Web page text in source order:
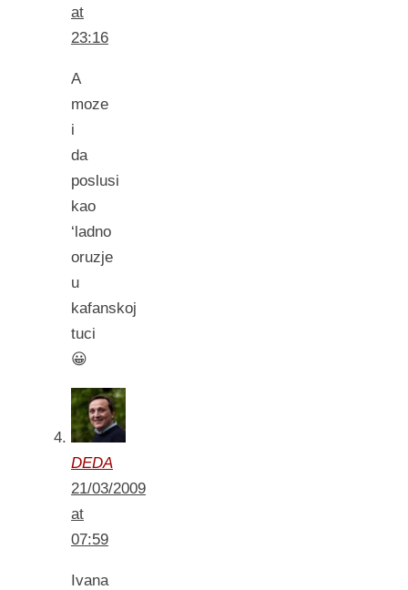
at
23:16
A
moze
i
da
poslusi
kao
‘ladno
oruzje
u
kafanskoj
tuci
😀
DEDA
21/03/2009
at
07:59
Ivana